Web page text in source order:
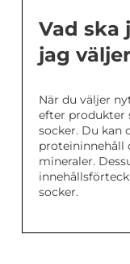
Vad ska
jag
När du väljer
efter produkter
socker. Du kan
proteininnehåll
mineraler.
socker.